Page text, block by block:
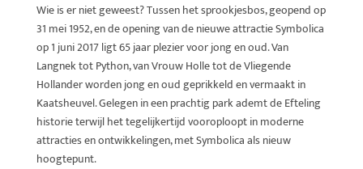
Wie is er niet geweest? Tussen het sprookjesbos, geopend op
31 mei 1952, en de opening van de nieuwe attractie Symbolica
op 1 juni 2017 ligt 65 jaar plezier voor jong en oud. Van
Langnek tot Python, van Vrouw Holle tot de Vliegende
Hollander worden jong en oud geprikkeld en vermaakt in
Kaatsheuvel. Gelegen in een prachtig park ademt de Efteling
historie terwijl het tegelijkertijd vooroploopt in moderne
attracties en ontwikkelingen, met Symbolica als nieuw
hoogtepunt.